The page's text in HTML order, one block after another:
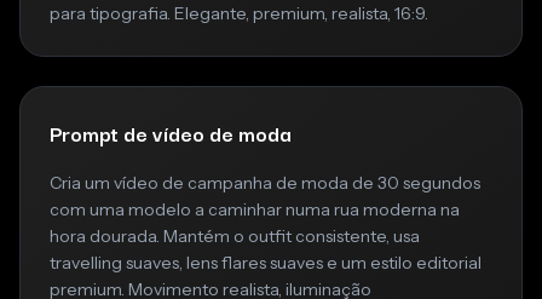
para tipografia. Elegante, premium, realista, 16:9.
Prompt de vídeo de moda
Cria um vídeo de campanha de moda de 30 segundos
com uma modelo a caminhar numa rua moderna na
hora dourada. Mantém o outfit consistente, usa
travelling suaves, lens flares suaves e um estilo editorial
premium. Movimento realista, iluminação